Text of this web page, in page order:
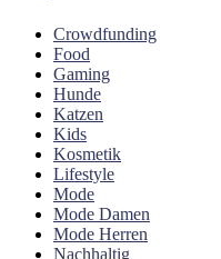
Crowdfunding
Food
Gaming
Hunde
Katzen
Kids
Kosmetik
Lifestyle
Mode
Mode Damen
Mode Herren
Nachhaltig